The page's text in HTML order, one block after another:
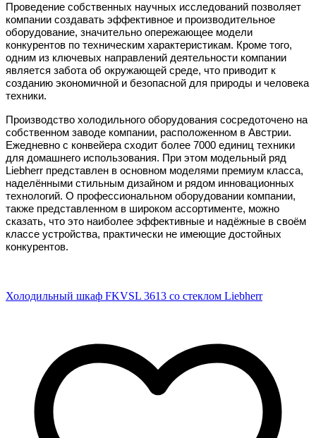
Проведение собственных научных исследований позволяет
компании создавать эффективное и производительное
оборудование, значительно опережающее модели
конкурентов по техническим характеристикам. Кроме того,
одним из ключевых направлений деятельности компании
является забота об окружающей среде, что приводит к
созданию экономичной и безопасной для природы и человека
техники.
Производство холодильного оборудования сосредоточено на
собственном заводе компании, расположенном в Австрии.
Ежедневно с конвейера сходит более 7000 единиц техники
для домашнего использования. При этом модельный ряд
Liebherr представлен в основном моделями премиум класса,
наделёнными стильным дизайном и рядом инновационных
технологий. О профессиональном оборудовании компании,
также представленном в широком ассортименте, можно
сказать, что это наиболее эффективные и надёжные в своём
классе устройства, практически не имеющие достойных
конкурентов.
Холодильный шкаф FKVSL 3613 со стеклом Liebherr